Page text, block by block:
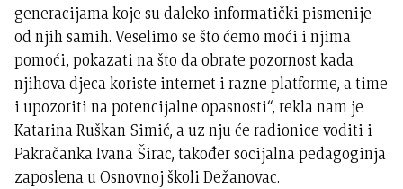
generacijama koje su daleko informatički pismenije
od njih samih. Veselimo se što ćemo moći i njima
pomoći, pokazati na što da obrate pozornost kada
njihova djeca koriste internet i razne platforme, a time
i upozoriti na potencijalne opasnosti“, rekla nam je
Katarina Ruškan Simić, a uz nju će radionice voditi i
Pakračanka Ivana Širac, također socijalna pedagoginja
zaposlena u Osnovnoj školi Dežanovac.